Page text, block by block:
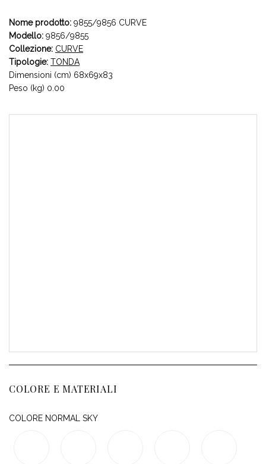
Nome prodotto: 9855/9856 CURVE
Modello: 9856/9855
Collezione: CURVE
Tipologie: TONDA
Dimensioni (cm) 68x69x83
Peso (kg) 0.00
COLORE E MATERIALI
COLORE NORMAL SKY